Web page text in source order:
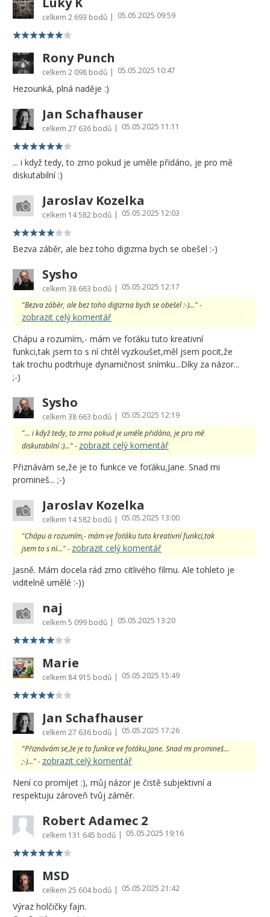
celkem 2 693 bodů | 05.05.2025 09:59
Rony Punch
celkem 2 098 bodů | 05.05.2025 10:47
Hezounká, plná naděje :)
Jan Schafhauser
celkem 27 636 bodů | 05.05.2025 11:11
... i když tedy, to zrno pokud je uměle přidáno, je pro mě
diskutabilní :)
Jaroslav Kozelka
celkem 14 582 bodů | 05.05.2025 12:03
Bezva záběr, ale bez toho digizrna bych se obešel :-)
Sysho
celkem 38 663 bodů | 05.05.2025 12:17
"Bezva záběr, ale bez toho digizrna bych se obešel :-)..." -
zobrazit celý komentář
Chápu a rozumím,- mám ve foťáku tuto kreativní
funkci,tak jsem to s ní chtěl vyzkoušet,měl jsem pocit,že
tak trochu podtrhuje dynamičnost snímku...Díky za názor...
;-)
Sysho
celkem 38 663 bodů | 05.05.2025 12:19
"... i když tedy, to zrno pokud je uměle přidáno, je pro mě
diskutabilní :)..." - zobrazit celý komentář
Přiznávám se,že je to funkce ve foťáku,Jane. Snad mi
promineš... ;-)
Jaroslav Kozelka
celkem 14 582 bodů | 05.05.2025 13:00
"Chápu a rozumím,- mám ve foťáku tuto kreativní funkci,tak
jsem to s ní..." - zobrazit celý komentář
Jasně. Mám docela rád zrno citlivého filmu. Ale tohleto je
viditelně umělé :-))
naj
celkem 5 099 bodů | 05.05.2025 13:20
Marie
celkem 84 915 bodů | 05.05.2025 15:49
Jan Schafhauser
celkem 27 636 bodů | 05.05.2025 17:26
"Přiznávám se,že je to funkce ve foťáku,Jane. Snad mi promineš...
;-)..." - zobrazit celý komentář
Není co promíjet :), můj názor je čistě subjektivní a
respektuju zároveň tvůj záměr.
Robert Adamec 2
celkem 131 645 bodů | 05.05.2025 19:16
MSD
celkem 25 604 bodů | 05.05.2025 21:42
Výraz holčičky fajn.